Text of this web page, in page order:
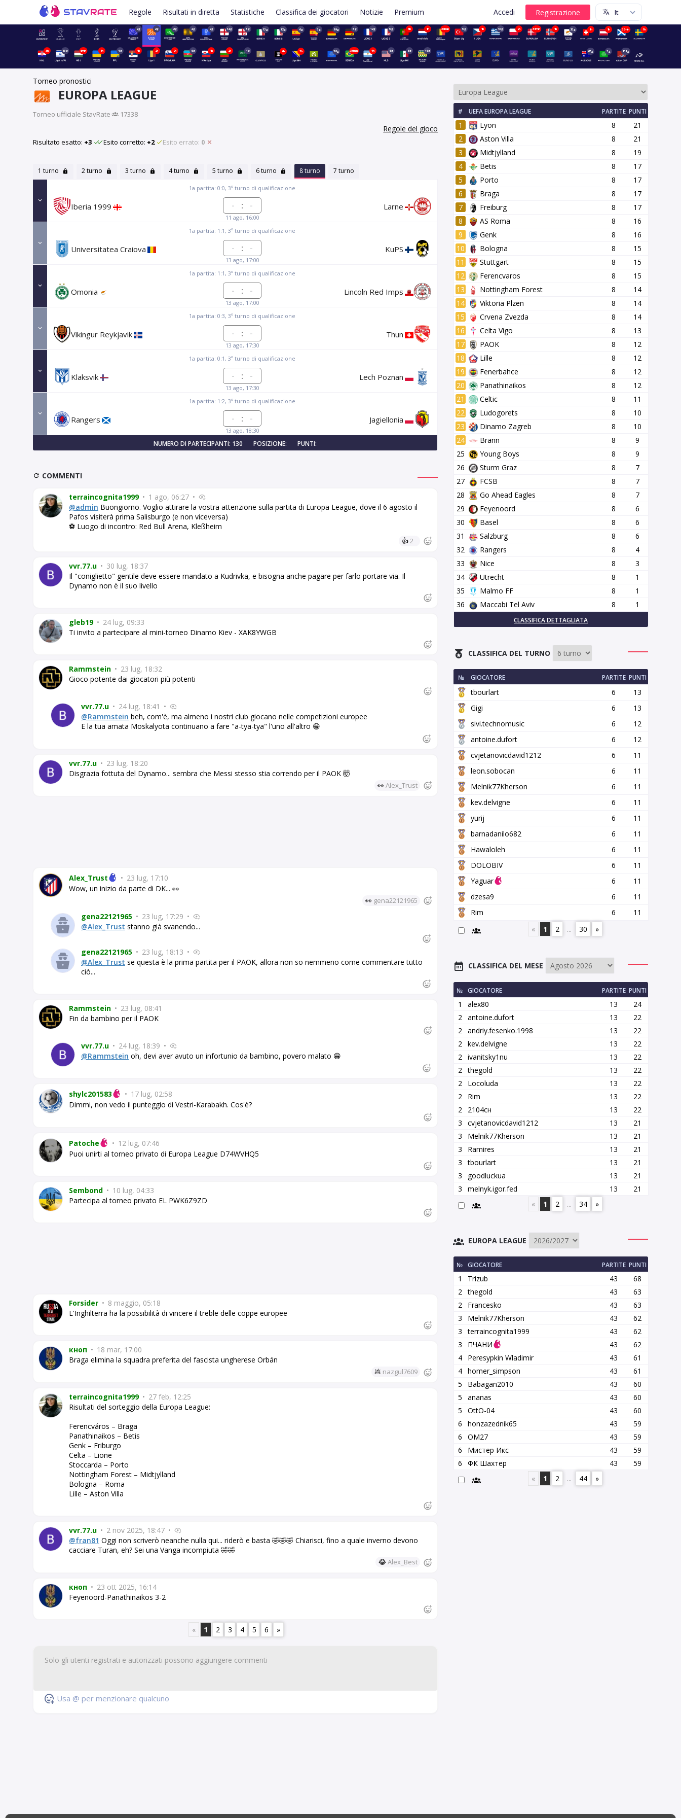
Regole Risultati in diretta Statistiche Classifica dei giocatori Notizie Premium Accedi
2g 2g 2g 2g 2g 12g 5g 13g 12g 6g 5g 19g 5g 12g 5g 3h 1h 36min 5g 1h 13g 2h 36min 1h 20g 1h 1h 36min 1h
3h 13g 6min 1h 4g 4h 2h 2h 6g 1h 2h 4g 6h 3h 38g 36min 4h 6g 6g 46g 67g 3g 151g
Torneo pronostici
EUROPA LEAGUE
Torneo ufficiale StavRate· 17338
Regole del gioco
Risultato esatto: +3 Esito corretto: +2 Esito errato: 0
1 turno 2 turno 3 turno 4 turno 5 turno 6 turno 8 turno 7 turno
1a partita: 0:0, 3º turno di qualificazione
Iberia 1999 :
11 ago, 16:00
Larne
1a partita: 1:1, 3º turno di qualificazione
Universitatea Craiova :
13 ago, 17:00
KuPS
1a partita: 1:1, 3º turno di qualificazione
Omonia :
13 ago, 17:00
Lincoln Red Imps
1a partita: 0:3, 3º turno di qualificazione
Vikingur Reykjavik :
13 ago, 17:30
Thun
1a partita: 0:1, 3º turno di qualificazione
Klaksvik :
13 ago, 17:30
Lech Poznan
1a partita: 1:2, 3º turno di qualificazione
Rangers :
13 ago, 18:30
Jagiellonia
NUMERO DI PARTECIPANTI: 130 POSIZIONE: PUNTI:
COMMENTI
terraincognita1999 • 1 ago, 06:27 •
@admin Buongiorno. Voglio attirare la vostra attenzione sulla partita di Europa League, dove il 6 agosto il
Pafos visiterà prima Salisburgo (e non viceversa)
⚽ Luogo di incontro: Red Bull Arena, Kleßheim
👍2
vvr.77.u • 30 lug, 18:37
Il "coniglietto" gentile deve essere mandato a Kudrivka, e bisogna anche pagare per farlo portare via. Il
Dynamo non è il suo livello
gleb19 • 24 lug, 09:33
Ti invito a partecipare al mini-torneo Dinamo Kiev - XAK8YWGB
Rammstein • 23 lug, 18:32
Gioco potente dai giocatori più potenti
vvr.77.u • 24 lug, 18:41 •
@Rammstein beh, com'è, ma almeno i nostri club giocano nelle competizioni europee
E la tua amata Moskalyota continuano a fare "a-tya-tya" l'uno all'altro 😁
vvr.77.u • 23 lug, 18:20
Disgrazia fottuta del Dynamo... sembra che Messi stesso stia correndo per il PAOK 🤯
👀Alex_Trust
Alex_Trust • 23 lug, 17:10
Wow, un inizio da parte di DK... 👀
👀 gena22121965
gena22121965 • 23 lug, 17:29 •
@Alex_Trust stanno già svanendo...
gena22121965 • 23 lug, 18:13 •
@Alex_Trust se questa è la prima partita per il PAOK, allora non so nemmeno come commentare tutto
ciò...
Rammstein • 23 lug, 08:41
Fin da bambino per il PAOK
vvr.77.u • 24 lug, 18:39 •
@Rammstein oh, devi aver avuto un infortunio da bambino, povero malato 😁
shylc201583 • 17 lug, 02:58
Dimmi, non vedo il punteggio di Vestri-Karabakh. Cos'è?
Patoche • 12 lug, 07:46
Puoi unirti al torneo privato di Europa League D74WVHQ5
Sembond • 10 lug, 04:33
Partecipa al torneo privato EL PWK6Z9ZD
Forsider • 8 maggio, 05:18
L'Inghilterra ha la possibilità di vincere il treble delle coppe europee
кноп • 18 mar, 17:00
Braga elimina la squadra preferita del fascista ungherese Orbán
💩 nazgul7609
terraincognita1999 • 27 feb, 12:25
Risultati del sorteggio della Europa League:
Ferencváros – Braga
Panathinaikos – Betis
Genk – Friburgo
Celta – Lione
Stoccarda – Porto
Nottingham Forest – Midtjylland
Bologna – Roma
Lille – Aston Villa
vvr.77.u • 2 nov 2025, 18:47 •
@fran81 Oggi non scriverò neanche nulla qui... riderò e basta 🤣🤣🤣 Chiarisci, fino a quale inverno devono
cacciare Turan, eh? Sei una Vanga incompiuta 🤣🤣
😂Alex_Best
кноп • 23 ott 2025, 16:14
Feyenoord-Panathinaikos 3-2
« 1 2 3 4 5 6 »
Usa @ per menzionare qualcuno
# UEFA EUROPA LEAGUE PARTITE PUNTI
1 Lyon 8
21
2
Aston Villa 8
21
3
Midtjylland 8
19
4
Betis 8
17
5
Porto 8
17
6
Braga 8
17
7
Freiburg 8
17
8
AS Roma 8
16
9
Genk 8
16
10
Bologna 8
15
11
Stuttgart 8
15
12
Ferencvaros 8
15
13
Nottingham Forest 8
14
14
Viktoria Plzen 8
14
15
Crvena Zvezda 8
14
16
Celta Vigo 8
13
17
PAOK 8
12
18
Lille 8
12
19
Fenerbahce 8
12
20
Panathinaikos 8
12
21
Celtic 8
11
22
Ludogorets 8
10
23
Dinamo Zagreb 8
10
24
Brann 8
9
25
Young Boys 8
9
26
Sturm Graz 8
7
27
FCSB 8
7
28
Go Ahead Eagles 8
7
29
Feyenoord 8
6
30
Basel 8
6
31
Salzburg 8
6
32
Rangers 8
4
33
Nice 8
3
34
Utrecht 8
1
35
Malmo FF 8
1
36
Maccabi Tel Aviv 8 1
CLASSIFICA DETTAGLIATA
CLASSIFICA DEL TURNO
№ GIOCATORE PARTITE PUNTI
tbourlart 6
13
Gigi
6
13
sivi.technomusic
6
12
antoine.dufort
6
12
cvjetanovicdavid1212
6
11
leon.sobocan
6
11
Melnik77Kherson
6
11
kev.delvigne
6
11
yurij
6
11
barnadanilo682
6
11
Hawaloleh
6
11
DOLOBIV
6
11
Yaguar
6
11
dzesa9
6
11
Rim
6
11
«
1 2 ... 30 »
CLASSIFICA DEL MESE
№ GIOCATORE PARTITE PUNTI
1 alex80 13
24
2
antoine.dufort 13
22
2
andriy.fesenko.1998 13
22
2
kev.delvigne 13
22
2
ivanitsky1nu 13
22
2
thegold 13
22
2
Locoluda 13
22
2
Rim 13
22
2
2104сн 13
22
3
cvjetanovicdavid1212 13
21
3
Melnik77Kherson 13
21
3
Ramires 13
21
3
tbourlart 13
21
3
goodluckua 13
21
3
melnyk.igor.fed 13
21
«
1 2 ... 34 »
EUROPA LEAGUE
№ GIOCATORE PARTITE PUNTI
1 Trizub 43
68
2
thegold 43
63
2
Francesko 43
63
3
Melnik77Kherson 43
62
3
terraincognita1999 43
62
3
ПЧАНИ 43
62
4
Peresypkin Wladimir 43
61
4 homer_simpson 43
61
5
Babagan2010 43
60
5
ananas 43
60
5
OttO-04 43
60
6
honzazednik65 43
59
6
OM27 43
59
6
Мистер Икс 43
59
6
ФК Шахтер 43
59
«
1 2 ... 44 »